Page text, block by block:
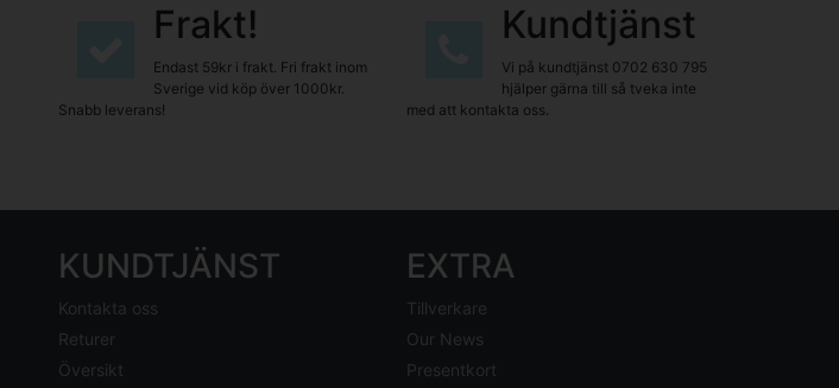
Frakt!
Endast 59kr i frakt. Fri frakt inom
Sverige vid köp över 1000kr.
Snabb leverans!
Kundtjänst
Vi på kundtjänst 0702 630 795
hjälper gärna till så tveka inte
med att kontakta oss.
KUNDTJÄNST
Kontakta oss
Returer
Översikt
EXTRA
Tillverkare
Our News
Presentkort